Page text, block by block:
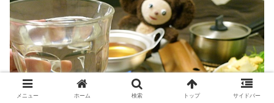
メニュー ホーム 検索 トップ サイドバー